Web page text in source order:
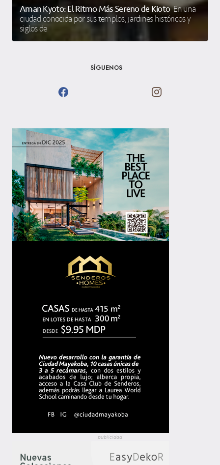
Aman Kyoto: El Ritmo Más Sereno de Kioto En una
ciudad conocida por sus templos, jardines históricos y
siglos de
SÍGUENOS
publicidad